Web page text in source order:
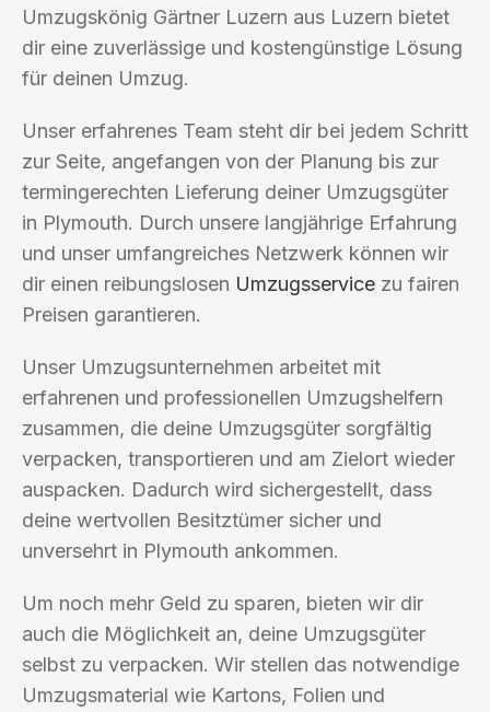
Umzugskönig Gärtner Luzern aus Luzern bietet
dir eine zuverlässige und kostengünstige Lösung
für deinen Umzug.
Unser erfahrenes Team steht dir bei jedem Schritt
zur Seite, angefangen von der Planung bis zur
termingerechten Lieferung deiner Umzugsgüter
in Plymouth. Durch unsere langjährige Erfahrung
und unser umfangreiches Netzwerk können wir
dir einen reibungslosen Umzugsservice zu fairen
Preisen garantieren.
Unser Umzugsunternehmen arbeitet mit
erfahrenen und professionellen Umzugshelfern
zusammen, die deine Umzugsgüter sorgfältig
verpacken, transportieren und am Zielort wieder
auspacken. Dadurch wird sichergestellt, dass
deine wertvollen Besitztümer sicher und
unversehrt in Plymouth ankommen.
Um noch mehr Geld zu sparen, bieten wir dir
auch die Möglichkeit an, deine Umzugsgüter
selbst zu verpacken. Wir stellen das notwendige
Umzugsmaterial wie Kartons, Folien und